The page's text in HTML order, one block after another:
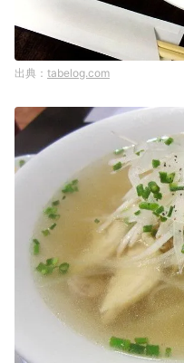
tabelog.com